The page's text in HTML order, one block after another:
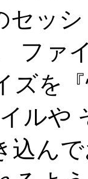
セッ
ファ
ズを
ルや
込ん